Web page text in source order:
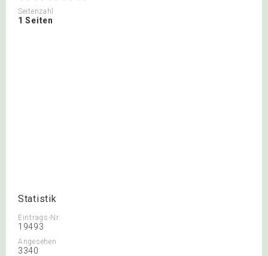
Seitenzahl
1 Seiten
Statistik
Eintrags-Nr.
19493
Angesehen
3340